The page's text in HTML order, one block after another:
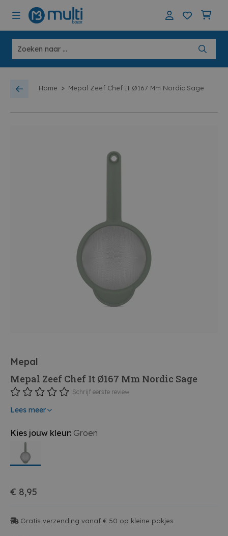
Home > Mepal Zeef Chef It Ø167 Mm Nordic Sage
Mepal
Mepal Zeef Chef It Ø167 Mm Nordic Sage
Schrijf eerste review
Lees meer
Kies jouw kleur: Groen
€ 8,95
Gratis verzending vanaf € 50 op kleine pakjes